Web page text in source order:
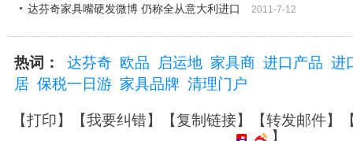
达芬奇家具嘴硬发微博 仍称全从意大利进口 2011-7-12
热词： 达芬奇 欧品 启运地 家具商 进口产品 进
居 保税一日游 家具品牌 清理门户
【打印】【我要纠错】【复制链接】【转发邮件】
】